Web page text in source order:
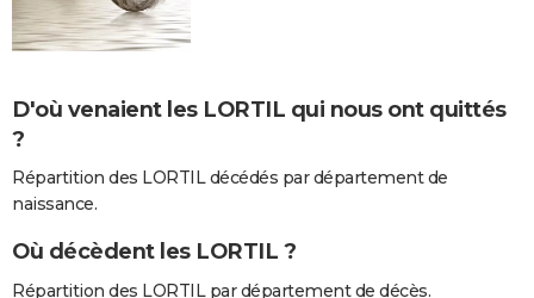
D'où venaient les LORTIL qui nous ont quittés
?
Répartition des LORTIL décédés par département de
naissance.
Où décèdent les LORTIL ?
Répartition des LORTIL par département de décès.